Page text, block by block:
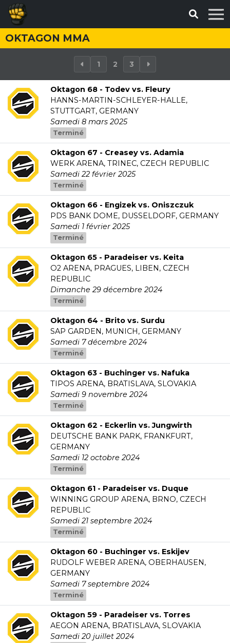
OKTAGON MMA
1 2 3
Oktagon 68 - Todev vs. Fleury
HANNS-MARTIN-SCHLEYER-HALLE,
STUTTGART, GERMANY
Samedi 8 mars 2025
Terminé
Oktagon 67 - Creasey vs. Adamia
WERK ARENA, TRINEC, CZECH REPUBLIC
Samedi 22 février 2025
Terminé
Oktagon 66 - Engizek vs. Oniszczuk
PDS BANK DOME, DUSSELDORF, GERMANY
Samedi 1 février 2025
Terminé
Oktagon 65 - Paradeiser vs. Keita
O2 ARENA, PRAGUES, LIBEN, CZECH
REPUBLIC
Dimanche 29 décembre 2024
Terminé
Oktagon 64 - Brito vs. Surdu
SAP GARDEN, MUNICH, GERMANY
Samedi 7 décembre 2024
Terminé
Oktagon 63 - Buchinger vs. Nafuka
TIPOS ARENA, BRATISLAVA, SLOVAKIA
Samedi 9 novembre 2024
Terminé
Oktagon 62 - Eckerlin vs. Jungwirth
DEUTSCHE BANK PARK, FRANKFURT,
GERMANY
Samedi 12 octobre 2024
Terminé
Oktagon 61 - Paradeiser vs. Duque
WINNING GROUP ARENA, BRNO, CZECH
REPUBLIC
Samedi 21 septembre 2024
Terminé
Oktagon 60 - Buchinger vs. Eskijev
RUDOLF WEBER ARENA, OBERHAUSEN,
GERMANY
Samedi 7 septembre 2024
Terminé
Oktagon 59 - Paradeiser vs. Torres
AEGON ARENA, BRATISLAVA, SLOVAKIA
Samedi 20 juillet 2024